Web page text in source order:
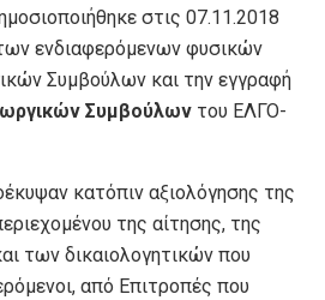
στις 07.11.2018
ενδιαφερόμενων φυσικών
Συμβούλων και την εγγραφή
Συμβούλων του ΕΛΓΟ-
κατόπιν αξιολόγησης της
της αίτησης, της
των δικαιολογητικών που
από Επιτροπές που